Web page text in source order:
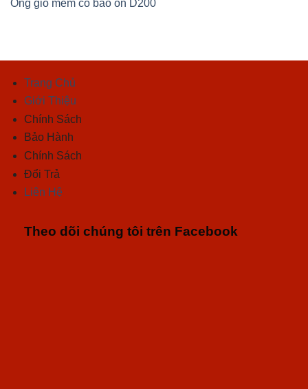
Ống gió mềm có bảo ôn D200
Trang Chủ
Giới Thiệu
Chính Sách
Bảo Hành
Chính Sách
Đổi Trả
Liên Hệ
Theo dõi chúng tôi trên Facebook